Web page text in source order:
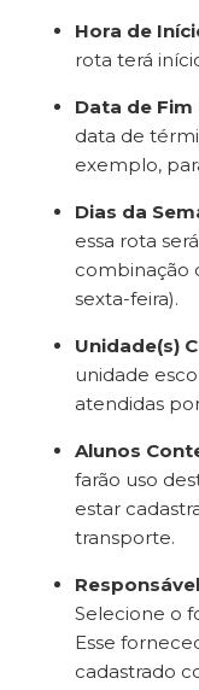
Hora de
rota terá
Data de Fim
data de
exemplo,
Dias da
essa rota
combinação
sexta-feira).
Unidade(s)
unidade
atendidas
Alunos
farão uso
estar
transporte.
Selecione o
Esse
cadastrado